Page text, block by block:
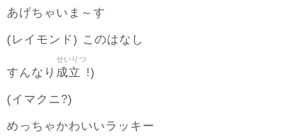
あげちゃいま～す
(レイモンド) このはなし
すんなり 成立
せいりつ
!)
(イマクニ?)
めっちゃかわいいラッキー